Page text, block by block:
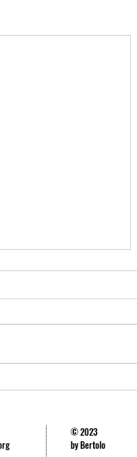
LGBTQIA+,
© 2023
by Bertolo